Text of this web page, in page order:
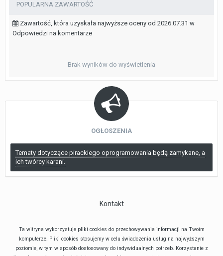
POPULARNA ZAWARTOŚĆ
Zawartość, która uzyskała najwyższe oceny od 2026.07.31 w
Odpowiedzi na komentarze
Brak wyników do wyświetlenia
OGŁOSZENIA
Tematy dotyczące pirackiego oprogramowania będą zamykane, a
ich twórcy karani.
Kontakt
Ta witryna wykorzystuje pliki cookies do przechowywania informacji na Twoim
komputerze. Pliki cookies stosujemy w celu świadczenia usług na najwyższym
poziomie, w tym w sposób dostosowany do indywidualnych potrzeb. Korzystanie z